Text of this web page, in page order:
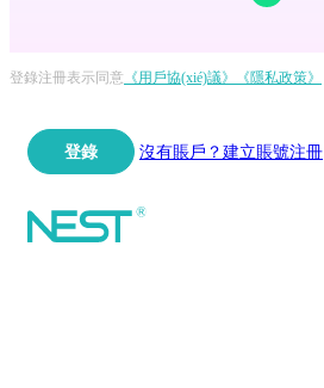
登錄注冊表示同意 《用戶協(xié)議》 《隱私政策》
登錄 沒有賬戶？建立賬號注冊